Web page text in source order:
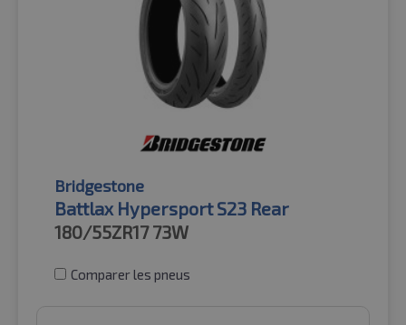
Bridgestone
Battlax Hypersport S23 Rear
180/55ZR17 73W
Comparer les pneus